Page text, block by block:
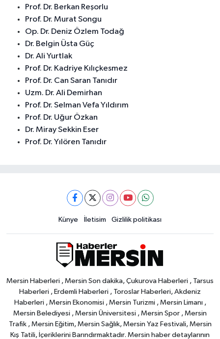
Prof. Dr. Berkan Reşorlu
Prof. Dr. Murat Songu
Op. Dr. Deniz Özlem Todağ
Dr. Belgin Üsta Güç
Dr. Ali Yurtlak
Prof. Dr. Kadriye Kılıçkesmez
Prof. Dr. Can Saran Tanıdır
Uzm. Dr. Ali Demirhan
Prof. Dr. Selman Vefa Yıldırım
Prof. Dr. Uğur Özkan
Dr. Miray Sekkin Eser
Prof. Dr. Yılören Tanıdır
Künye İletisim Gizlilik politikası
Mersin Haberleri , Mersin Son dakika, Çukurova Haberleri , Tarsus
Haberleri , Erdemli Haberleri , Toroslar Haberleri, Akdeniz
Haberleri , Mersin Ekonomisi , Mersin Turizmi , Mersin Limanı ,
Mersin Belediyesi , Mersin Üniversitesi , Mersin Spor , Mersin
Trafik , Mersin Eğitim, Mersin Sağlık, Mersin Yaz Festivali, Mersin
Kış Tatili, İçeriklerini Barındırmaktadır. Mersin haber detaylarının